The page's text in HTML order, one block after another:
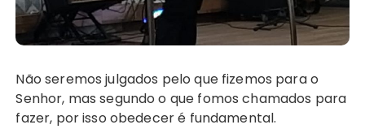
Não seremos julgados pelo que fizemos para o
Senhor, mas segundo o que fomos chamados para
fazer, por isso obedecer é fundamental.